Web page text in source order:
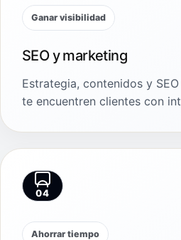
Ganar visibilidad
SEO y marketing
Estrategia, contenidos y
te encuentren clientes con
04
Ahorrar tiempo